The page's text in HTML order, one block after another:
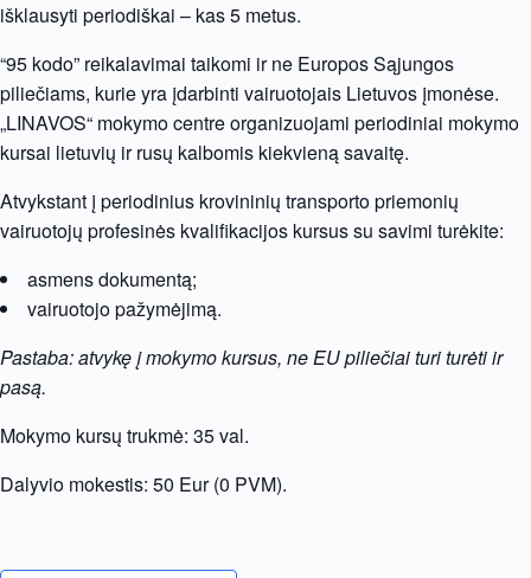
išklausyti periodiškai – kas 5 metus.
“95 kodo” reikalavimai taikomi ir ne Europos Sąjungos
piliečiams, kurie yra įdarbinti vairuotojais Lietuvos įmonėse.
„LINAVOS“ mokymo centre organizuojami periodiniai mokymo
kursai lietuvių ir rusų kalbomis kiekvieną savaitę.
Atvykstant į periodinius krovininių transporto priemonių
vairuotojų profesinės kvalifikacijos kursus su savimi turėkite:
asmens dokumentą;
vairuotojo pažymėjimą.
Pastaba: atvykę į mokymo kursus, ne EU piliečiai turi turėti ir
pasą.
Mokymo kursų trukmė: 35 val.
Dalyvio mokestis: 50 Eur (0 PVM).